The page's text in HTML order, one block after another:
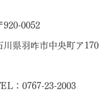
920-0052
川県羽咋市中央町ア170
： 0767-23-2003